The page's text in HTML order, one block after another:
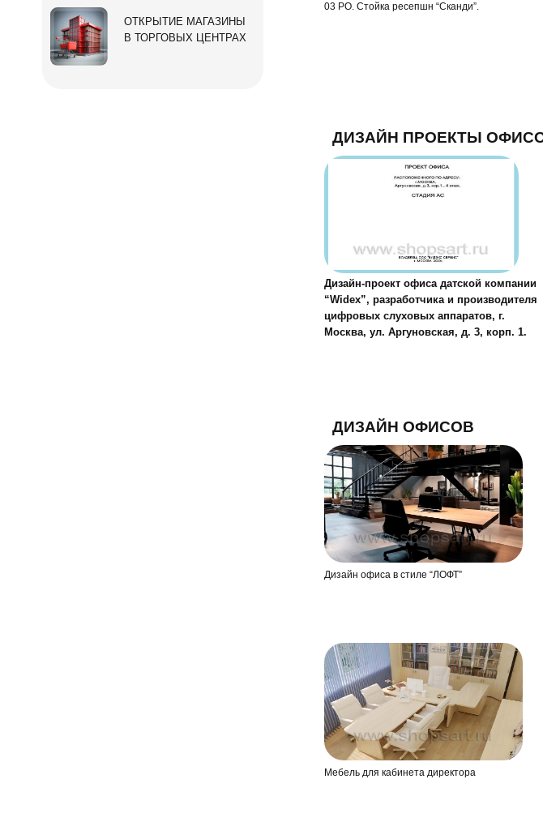
03 РО. Стойка ресепшн “Сканди”.
ДИЗАЙН ПРОЕКТЫ
Дизайн-проект офиса датской компании
“Widex”, разработчика и производителя
цифровых слуховых аппаратов, г.
Москва, ул. Аргуновская, д. 3, корп. 1.
ДИЗАЙН ОФИСОВ
Дизайн офиса в стиле “ЛОФТ”
Мебель для кабинета директора
ОТКРЫТИЕ МАГАЗИНЫ
В ТОРГОВЫХ ЦЕНТРАХ